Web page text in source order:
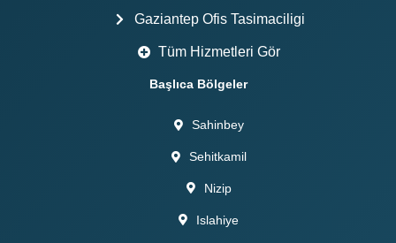
Gaziantep Ofis Tasimaciligi
Tüm Hizmetleri Gör
Başlıca Bölgeler
Sahinbey
Sehitkamil
Nizip
Islahiye